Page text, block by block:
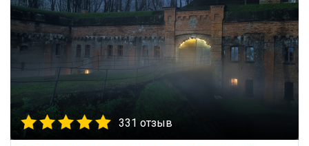
331 отзыв